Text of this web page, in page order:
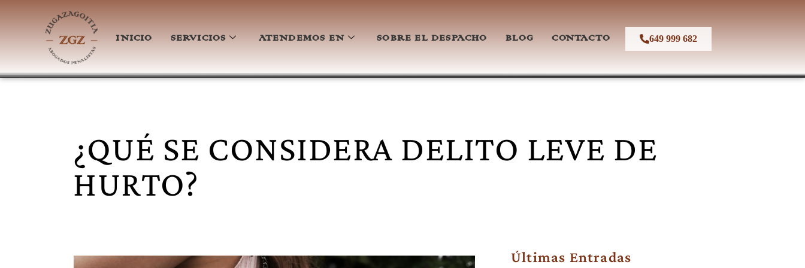
INICIO SERVICIOS ATENDEMOS EN SOBRE EL DESPACHO BLOG CONTACTO 649 999 682
¿QUÉ SE CONSIDERA DELITO LEVE DE
HURTO?
Últimas Entradas